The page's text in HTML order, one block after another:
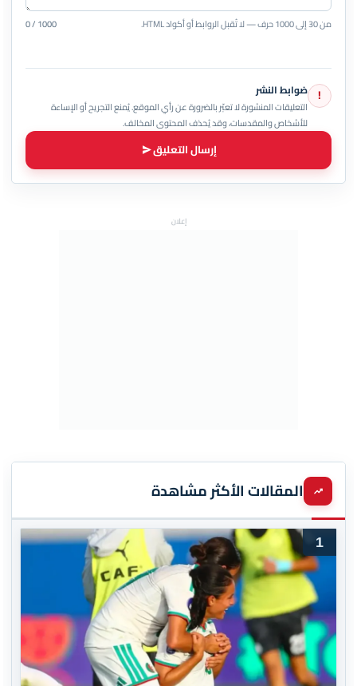
من 30 إلى 1000 حرف — لا تُقبل الروابط أو أكواد HTML. 0 / 1000
! ضوابط النشر
التعليقات المنشورة لا تعبّر بالضرورة عن رأي الموقع. يُمنع التجريح أو الإساءة
للأشخاص والمقدسات، وقد يُحذف المحتوى المخالف.
إرسال التعليق
إعلان
المقالات الأكثر مشاهدة
1